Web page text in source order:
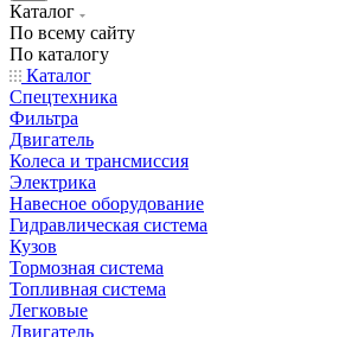
Каталог
По всему сайту
По каталогу
Каталог
Спецтехника
Фильтра
Двигатель
Колеса и трансмиссия
Электрика
Навесное оборудование
Гидравлическая система
Кузов
Тормозная система
Топливная система
Легковые
Двигатель